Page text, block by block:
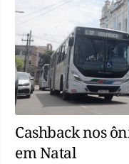
Cashback nos
em Natal